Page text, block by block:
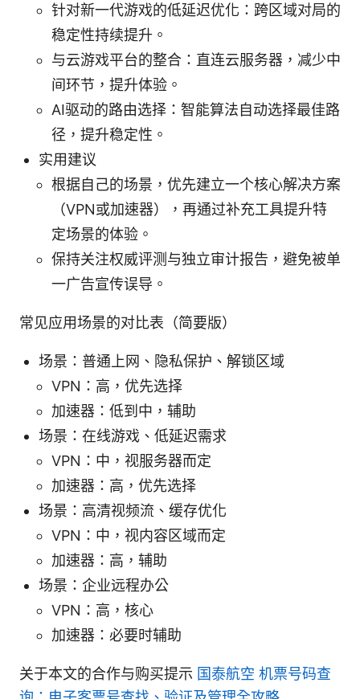
针对新一代游戏的低延迟优化：跨区域对局的
稳定性持续提升。
与云游戏平台的整合：直连云服务器，减少中
间环节，提升体验。
AI驱动的路由选择：智能算法自动选择最佳路
径，提升稳定性。
实用建议
根据自己的场景，优先建立一个核心解决方案
（VPN或加速器），再通过补充工具提升特
定场景的体验。
保持关注权威评测与独立审计报告，避免被单
一广告宣传误导。
常见应用场景的对比表（简要版）
场景：普通上网、隐私保护、解锁区域
VPN：高，优先选择
加速器：低到中，辅助
场景：在线游戏、低延迟需求
VPN：中，视服务器而定
加速器：高，优先选择
场景：高清视频流、缓存优化
VPN：中，视内容区域而定
加速器：高，辅助
场景：企业远程办公
VPN：高，核心
加速器：必要时辅助
关于本文的合作与购买提示 国泰航空 机票号码查